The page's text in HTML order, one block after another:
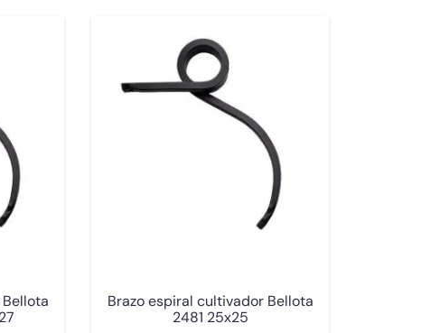
Brazo espiral cultivador Bellota
2481 25x25